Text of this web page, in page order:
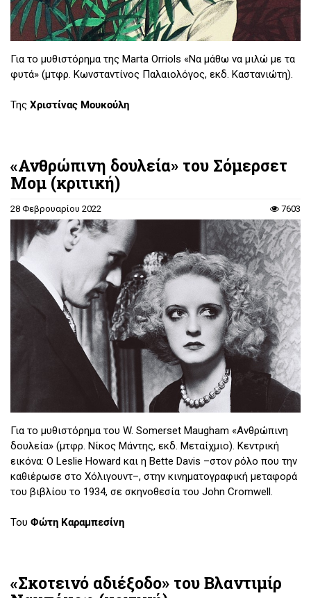
Για το μυθιστόρημα της Marta Orriols «Να μάθω να μιλώ με τα
φυτά» (μτφρ. Κωνσταντίνος Παλαιολόγος, εκδ. Καστανιώτη).
Της Χριστίνας Μουκούλη
«Ανθρώπινη δουλεία» του Σόμερσετ
Μομ (κριτική)
28 Φεβρουαρίου 2022 7603
Για το μυθιστόρημα του W. Somerset Maugham «Ανθρώπινη
δουλεία» (μτφρ. Νίκος Μάντης, εκδ. Μεταίχμιο). Κεντρική
εικόνα: Ο Leslie Howard και η Bette Davis –στον ρόλο που την
καθιέρωσε στο Χόλιγουντ–, στην κινηματογραφική μεταφορά
του βιβλίου το 1934, σε σκηνοθεσία του John Cromwell.
Του Φώτη Καραμπεσίνη
«Σκοτεινό αδιέξοδο» του Βλαντιμίρ